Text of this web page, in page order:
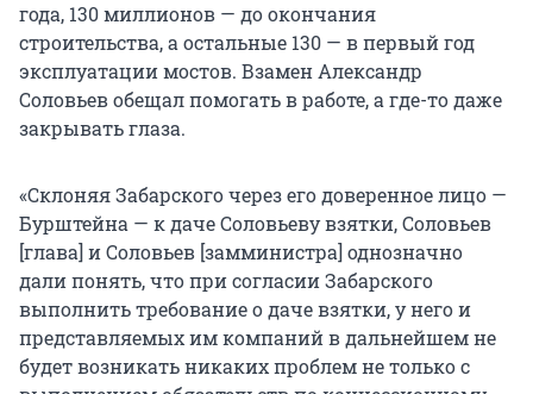
года, 130миллионов — до окончания
строительства, а остальные 130 — в первый год
эксплуатации мостов. Взамен Александр
Соловьев обещал помогать в работе, а где-то даже
закрывать глаза.
«Склоняя Забарского через его доверенное лицо —
Бурштейна — к даче Соловьеву взятки, Соловьев
[глава] и Соловьев [замминистра] однозначно
дали понять, что при согласии Забарского
выполнить требование о даче взятки, у него и
представляемых им компаний в дальнейшем не
будет возникать никаких проблем не только с